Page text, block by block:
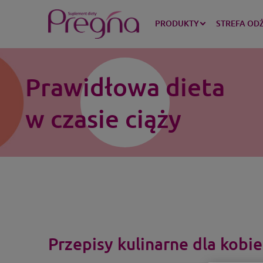
PRODUKTY STREFA
Prawidłowa dieta
w czasie ciąży
Przepisy kulinarne dla